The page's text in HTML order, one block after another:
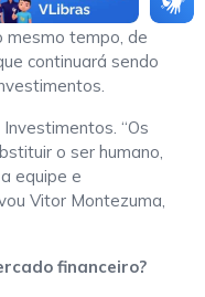
sobre as
mesmo tempo, de
continuará sendo
“Os
o ser humano,
equipe e
Vitor Montezuma,
financeiro?